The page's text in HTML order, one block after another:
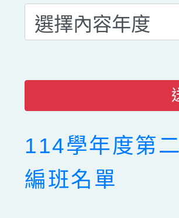
114學年度第
編班名單